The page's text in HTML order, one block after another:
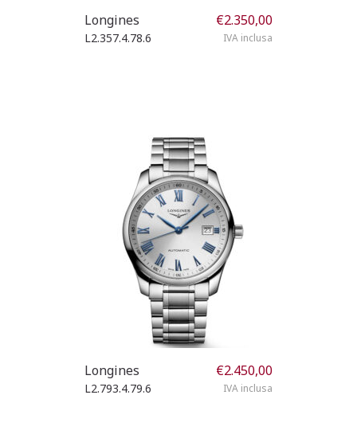
Longines
L2.357.4.78.6
€2.350,00
IVA inclusa
Longines
L2.793.4.79.6
€2.450,00
IVA inclusa